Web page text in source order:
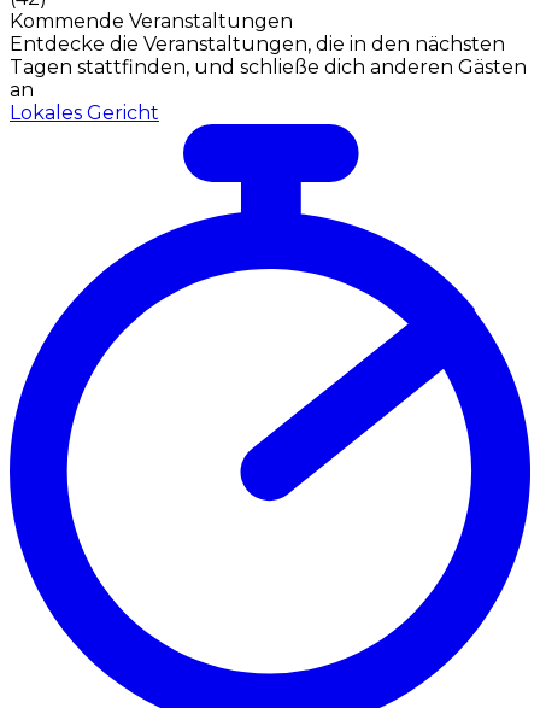
Kommende Veranstaltungen
Entdecke die Veranstaltungen, die in den nächsten
Tagen stattfinden, und schließe dich anderen Gästen
an
Lokales Gericht